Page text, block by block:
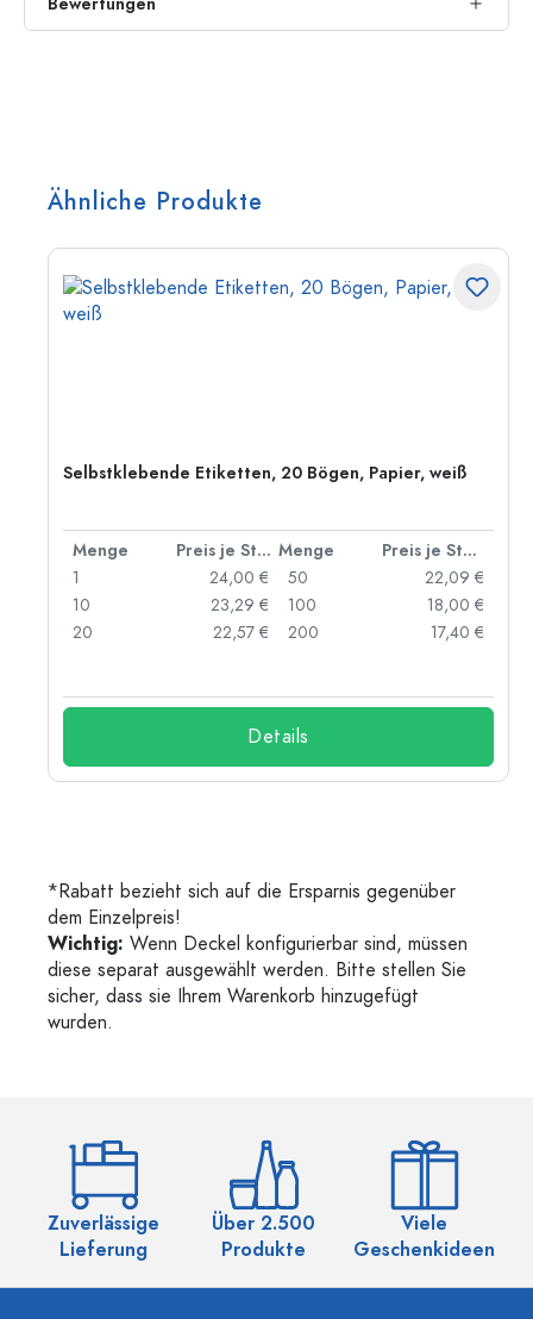
Ähnliche Produkte
Selbstklebende Etiketten, 20 Bögen, Papier, weiß
Menge Preis je Stück Menge
Preis je Stück
1
24,00 €
10
23,29 €
20
22,57 €
50
22,09 €
100
18,00 €
200
17,40 €
Details
*Rabatt bezieht sich auf die Ersparnis gegenüber
dem Einzelpreis!
Wichtig: Wenn Deckel konfigurierbar sind, müssen
diese separat ausgewählt werden. Bitte stellen Sie
sicher, dass sie Ihrem Warenkorb hinzugefügt
wurden.
Zuverlässige
Lieferung
Über 2.500
Produkte
Viele
Geschenkideen